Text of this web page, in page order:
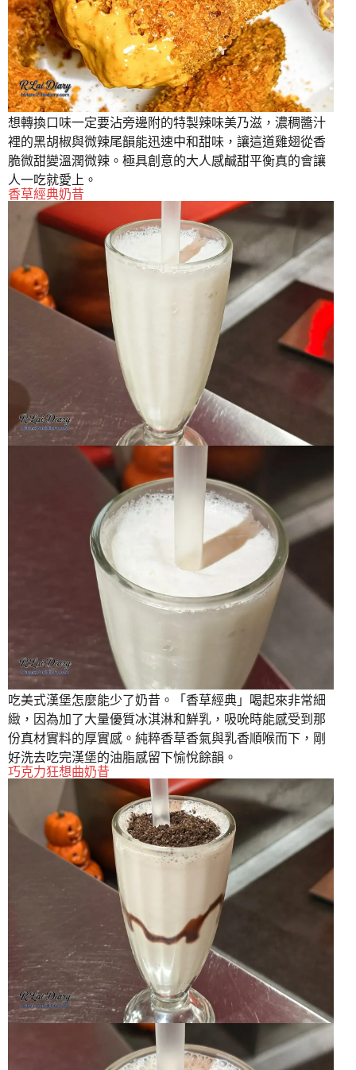
想轉換口味一定要沾旁邊附的特製辣味美乃滋，濃稠醬汁
裡的黑胡椒與微辣尾韻能迅速中和甜味，讓這道雞翅從香
脆微甜變溫潤微辣。極具創意的大人感鹹甜平衡真的會讓
人一吃就愛上。
香草經典奶昔
吃美式漢堡怎麼能少了奶昔。「香草經典」喝起來非常細
緻，因為加了大量優質冰淇淋和鮮乳，吸吮時能感受到那
份真材實料的厚實感。純粹香草香氣與乳香順喉而下，剛
好洗去吃完漢堡的油脂感留下愉悅餘韻。
巧克力狂想曲奶昔